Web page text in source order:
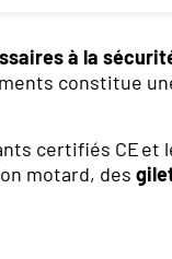
à la
constitue
certifiés CE et
motard, des